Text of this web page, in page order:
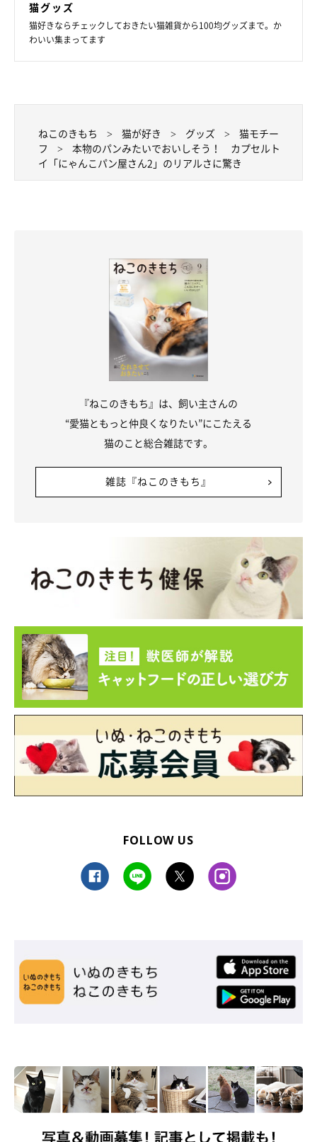
猫グッズ
猫好きならチェックしておきたい猫雑貨から100均グッズまで。か
わいい集まってます
ねこのきもち 猫が好き グッズ
猫モチー
フ
本物のパンみたいでおいしそう！ カプセルト
イ「にゃんこパン屋さん2」のリアルさに驚き
『ねこのきもち』は、飼い主さんの
“愛猫ともっと仲良くなりたい”にこたえる
猫のこと総合雑誌です。
雑誌『ねこのきもち』
FOLLOW US